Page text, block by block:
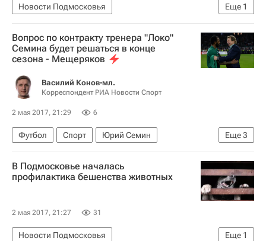
Еще 1
Новости Подмосковья
Московская область (Подмосковье)
Вопрос по контракту тренера "Локо"
Семина будет решаться в конце
сезона - Мещеряков
Василий Конов-мл.
Корреспондент РИА Новости Спорт
2 мая 2017, 21:29 6
Еще3
Футбол Спорт
Юрий Семин
Финал Кубка России - 2016/2017 по футболу между "Локомотивом" и "Уралом" в Сочи
Кубок России по футболу
В Подмосковье началась
профилактика бешенства животных
2 мая 2017, 21:27 31
Еще 1
Новости Подмосковья